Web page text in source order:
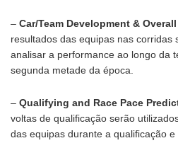
– Car/Team Development &
resultados das equipas nas corridas
analisar a performance ao longo da
segunda metade da época.
– Qualifying and Race Pace
voltas de qualificação serão
das equipas durante a qualificação